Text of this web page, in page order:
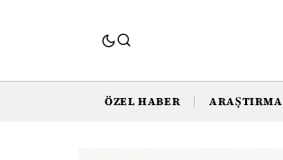
ÖZEL HABER ARAŞTIRMA